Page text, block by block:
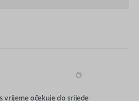
vrijeme očekuje do srijede